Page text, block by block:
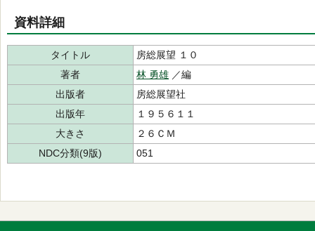
資料詳細
タイトル
房総展望 １０
著者
林 勇雄 ／編
出版者
房総展望社
出版年
１９５６１１
大きさ
２６ＣＭ
NDC分類(9版)
051